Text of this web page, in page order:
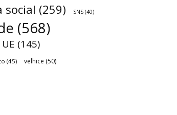
social (259) SNS (40)
(568)
UE (145)
(45) velhice (50)